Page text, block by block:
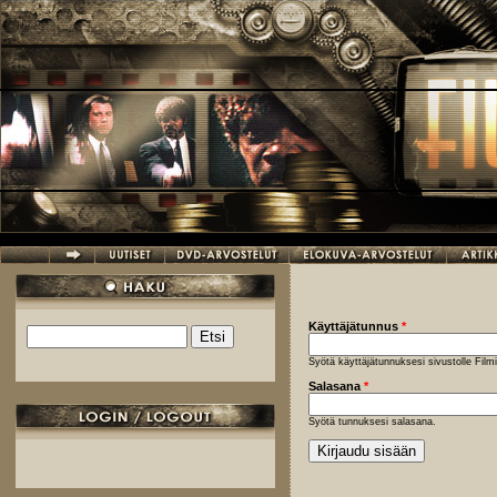
Hyppää pääsisältöön
Hakulomake
Käyttäjätunnus *
Syötä käyttäjätunnuksesi sivustolle
Salasana *
Syötä tunnuksesi salasana.